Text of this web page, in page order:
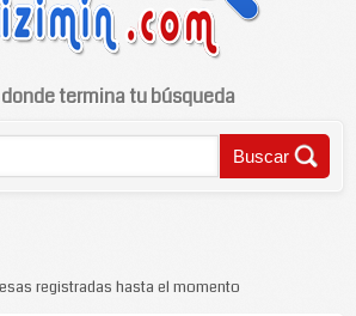
termina tu búsqueda
registradas hasta el momento